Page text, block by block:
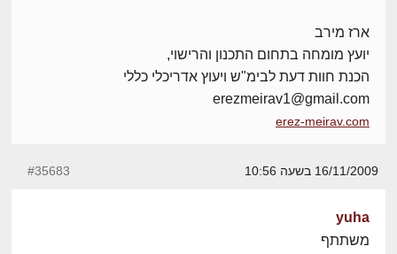
ארז מירב
יועץ מומחה בתחום התכנון והרישוי,
הכנת חוות דעת לבימ"ש ויעוץ אדריכלי כללי
erezmeirav1@gmail.com
erez-meirav.com
16/11/2009 בשעה 10:56 #35683
yuha
משתתף